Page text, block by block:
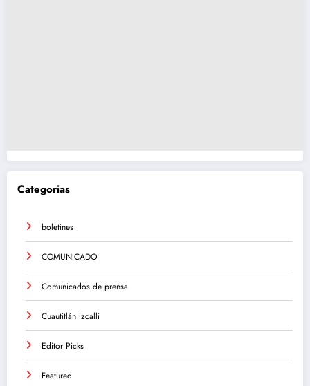
Categorias
boletines
COMUNICADO
Comunicados de prensa
Cuautitlán Izcalli
Editor Picks
Featured